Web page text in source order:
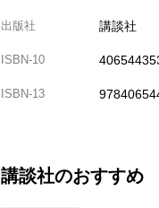
出版社 講談社
ISBN-10
ISBN-13
講談社のおすすめ